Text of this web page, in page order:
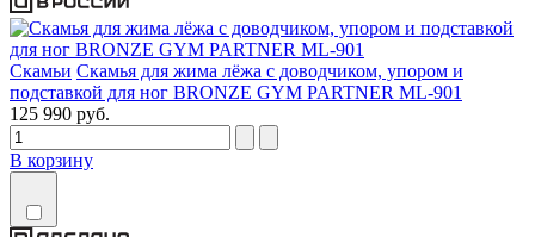
Скамьи Скамья для жима лёжа с доводчиком, упором и
подставкой для ног BRONZE GYM PARTNER ML-901
125 990 руб.
В корзину